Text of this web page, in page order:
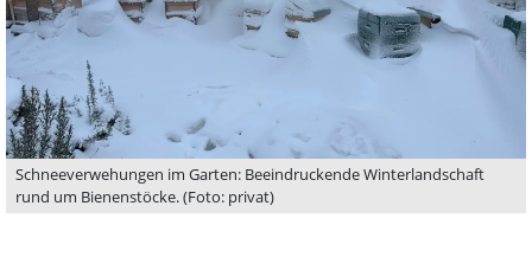
Schneeverwehungen im Garten: Beeindruckende Winterlandschaft
rund um Bienenstöcke. (Foto: privat)